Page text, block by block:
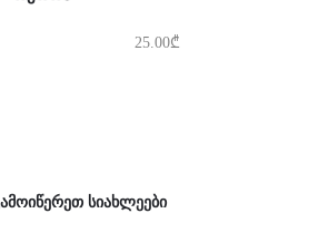
25.00₾
სიახლეები